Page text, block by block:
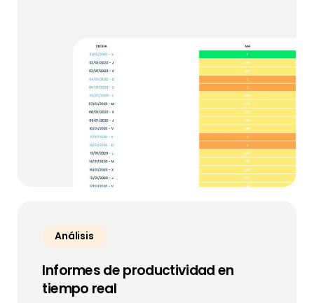
Análisis
Informes de productividad en
tiempo real